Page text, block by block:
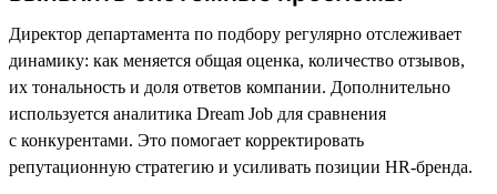
Директор департамента по подбору регулярно отслеживает
динамику: как меняется общая оценка, количество отзывов,
их тональность и доля ответов компании. Дополнительно
используется аналитика Dream Job для сравнения
с конкурентами. Это помогает корректировать
репутационную стратегию и усиливать позиции HR-бренда.